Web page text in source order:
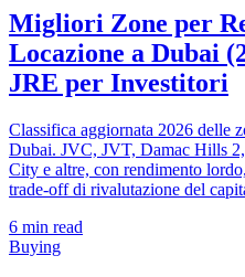
Migliori Zone per
Locazione a Dubai
JRE per Investitori
Classifica aggiornata 2026 delle
Dubai. JVC, JVT, Damac Hills
City e altre, con rendimento
trade-off di rivalutazione del
6 min read
Buying